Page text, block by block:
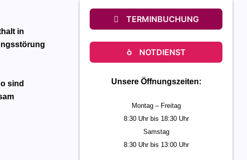
in
sind
TERMINBUCHUNG
NOTDIENST
Unsere Öffnungszeiten:
Montag – Freitag
8:30 Uhr bis 18:30 Uhr
Samstag
8:30 Uhr bis 13:00 Uhr